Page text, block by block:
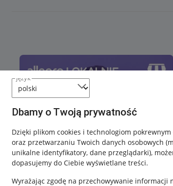
język
Dbamy o Twoją prywatność
Dzięki plikom cookies i technologiom pokrewnym
oraz przetwarzaniu Twoich danych osobowych
unikalne identyfikatory, dane przeglądarki),
dopasujemy do Ciebie wyświetlane treści.
Wyrażając zgodę na przechowywanie informacji